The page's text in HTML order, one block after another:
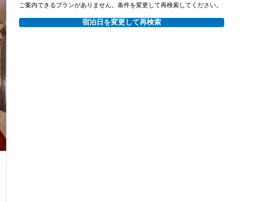
ご案内できるプランがありません。条件を変更して再検索してください。
宿泊日を変更して再検索